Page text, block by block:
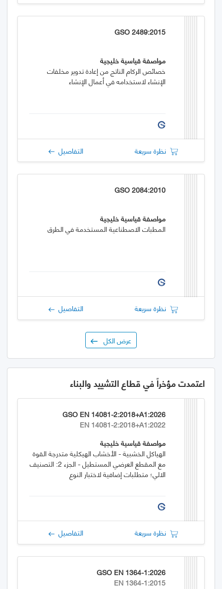
GSO 2489:2015
مواصفة قياسية خليجية
خصائص الركام الناتج من إعادة تدوير مخلفات
الإنشاء لاستخدامه في أعمال الإنشاء
نظرة سريعة التفاصيل
GSO 2084:2010
مواصفة قياسية خليجية
المطبات الاصطناعية المستخدمة في الطرق
نظرة سريعة التفاصيل
عرض الكل
اعتمدت مؤخراً في قطاع التشييد والبناء
GSO EN 14081-2:2018+A1:2026
EN 14081-2:2018+A1:2022
مواصفة قياسية خليجية
الهياكل الخشبية - الأخشاب الهيكلية متدرجة القوة
مع المقطع العرضي المستطيل - الجزء 2: التصنيف
الالي؛ متطلبات إضافية لاختبار النوع
نظرة سريعة التفاصيل
GSO EN 1364-1:2026
EN 1364-1:2015